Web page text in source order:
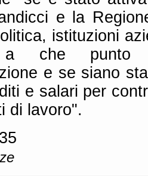
e la
istituzioni
a che
e se siano
e salari per
di lavoro".